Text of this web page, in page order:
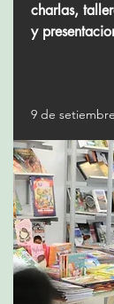
charlas,
y
9 de